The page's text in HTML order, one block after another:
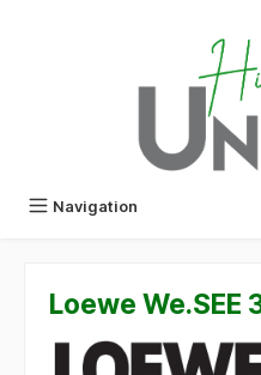
Navigation
Loewe We.SEE